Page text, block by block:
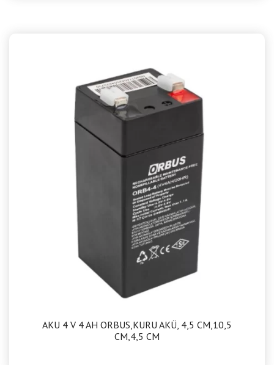
AKU 4 V 4 AH ORBUS,KURU AKÜ, 4,5 CM,10,5
CM,4,5 CM